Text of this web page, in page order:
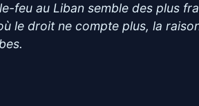
feu au Liban semble des plus
le droit ne compte plus, la